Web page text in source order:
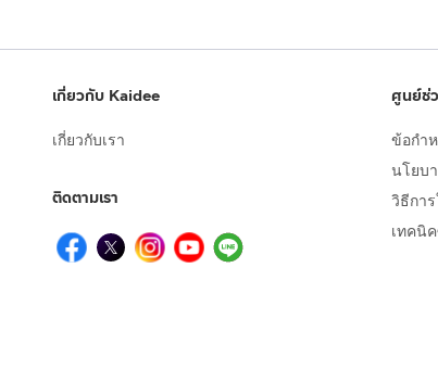
เกี่ยวกับ Kaidee
เกี่ยวกับเรา
ติดตามเรา
ศูนย์ช่
ข้อกำ
นโยบ
วิธีกา
เทคนิ